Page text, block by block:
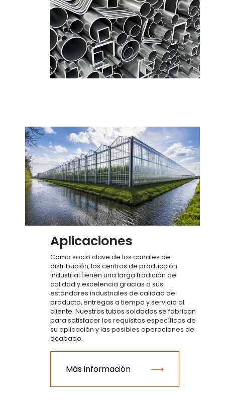
Aplicaciones
Como socio clave de los canales de
distribución, los centros de producción
industrial tienen una larga tradición de
calidad y excelencia gracias a sus
estándares industriales de calidad de
producto, entregas a tiempo y servicio al
cliente. Nuestros tubos soldados se fabrican
para satisfacer los requisitos específicos de
su aplicación y las posibles operaciones de
acabado.
Más información